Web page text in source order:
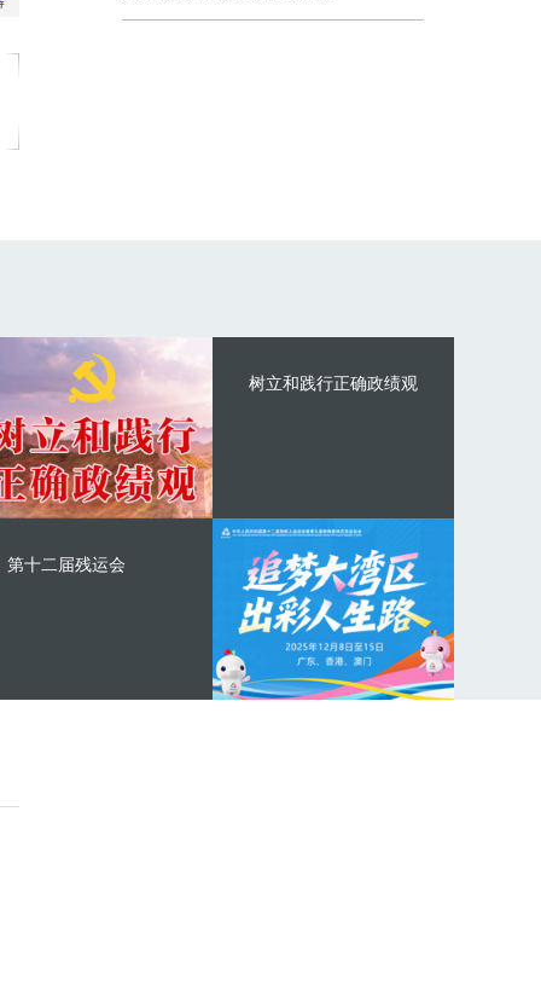
树立和践行正确政绩观
第十二届残运会